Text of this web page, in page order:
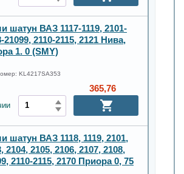
шатун ВАЗ 1117-1119, 2101-
21099, 2110-2115, 2121 Нива,
1. 0 (SMY)
KL4217SA353
365,76
шатун ВАЗ 1118, 1119, 2101,
2104, 2105, 2106, 2107, 2108,
2110-2115, 2170 Приора 0, 75